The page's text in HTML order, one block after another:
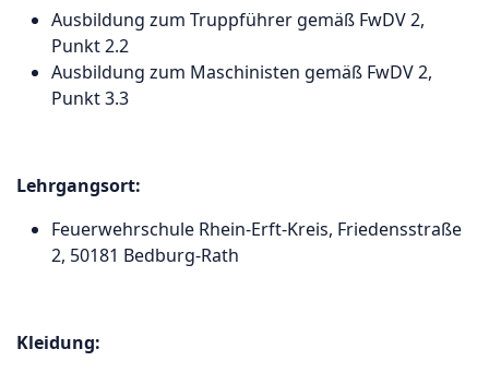
Ausbildung zum Truppführer gemäß FwDV 2,
Punkt 2.2
Ausbildung zum Maschinisten gemäß FwDV 2,
Punkt 3.3
Lehrgangsort:
Feuerwehrschule Rhein-Erft-Kreis, Friedensstraße
2, 50181 Bedburg-Rath
Kleidung: